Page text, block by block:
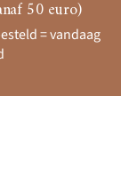
50 euro)
= vandaag